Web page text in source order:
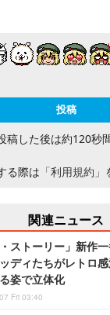
した後は約120秒
る際は 「利用規約」
関連ニュース
・ストーリー」新作
ディたちがレトロ
姿で立体化
Fri 03:40